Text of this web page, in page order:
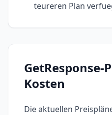
teureren Plan
GetResponse-
Kosten
Die aktuellen